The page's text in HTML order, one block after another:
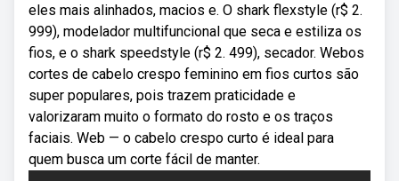
eles mais alinhados, macios e. O shark flexstyle (r$ 2.
999), modelador multifuncional que seca e estiliza os
fios, e o shark speedstyle (r$ 2. 499), secador. Webos
cortes de cabelo crespo feminino em fios curtos são
super populares, pois trazem praticidade e
valorizaram muito o formato do rosto e os traços
faciais. Web — o cabelo crespo curto é ideal para
quem busca um corte fácil de manter.